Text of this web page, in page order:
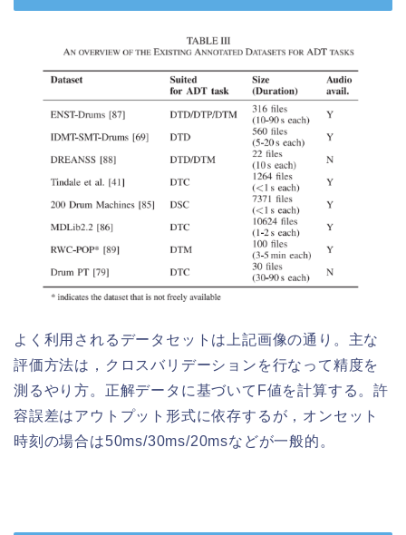
よく利用されるデータセットは上記画像の通り。主な
評価方法は，クロスバリデーションを行なって精度を
測るやり方。正解データに基づいてF値を計算する。許
容誤差はアウトプット形式に依存するが，オンセット
時刻の場合は50ms/30ms/20msなどが一般的。